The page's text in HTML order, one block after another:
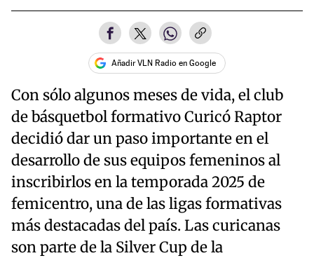
Añadir VLN Radio en Google
Con sólo algunos meses de vida, el club
de básquetbol formativo Curicó Raptor
decidió dar un paso importante en el
desarrollo de sus equipos femeninos al
inscribirlos en la temporada 2025 de
femicentro, una de las ligas formativas
más destacadas del país. Las curicanas
son parte de la Silver Cup de la